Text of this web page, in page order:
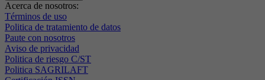
Acerca de nosotros:
Términos de uso
Politica de tratamiento de datos
Paute con nosotros
Aviso de privacidad
Politica de riesgo C/ST
Politica SAGRILAFT